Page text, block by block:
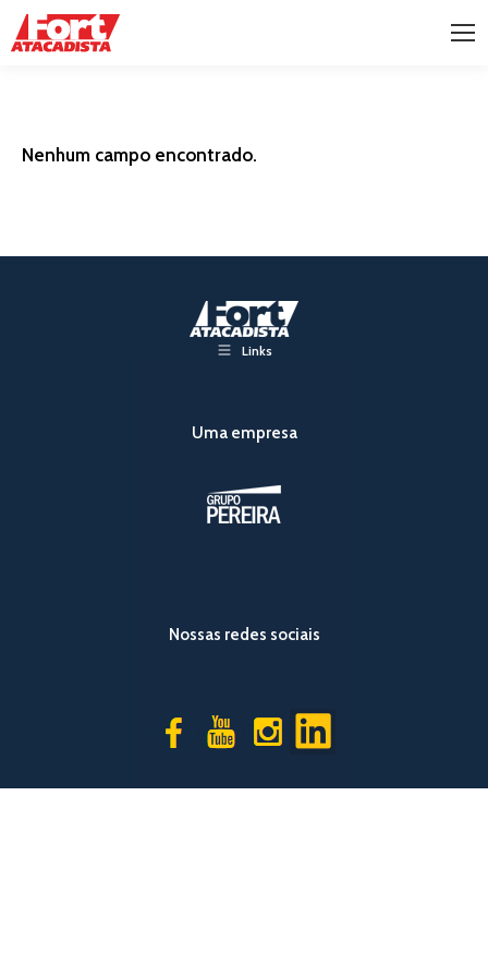
Nenhum campo encontrado.
Links
Uma empresa
Nossas redes sociais